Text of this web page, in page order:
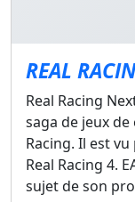
REAL
Real Racing
saga de jeux
Racing. Il est
Real Racing 4.
sujet de son